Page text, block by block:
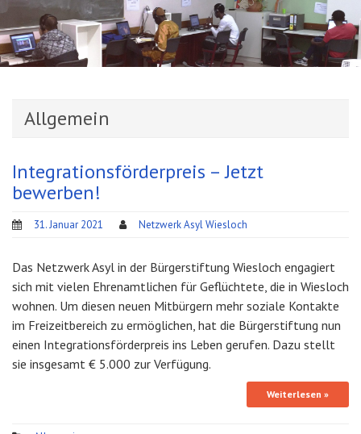
Allgemein
Integrationsförderpreis – Jetzt
bewerben!
31. Januar 2021 Netzwerk Asyl Wiesloch
Das Netzwerk Asyl in der Bürgerstiftung Wiesloch engagiert
sich mit vielen Ehrenamtlichen für Geflüchtete, die in Wiesloch
wohnen. Um diesen neuen Mitbürgern mehr soziale Kontakte
im Freizeitbereich zu ermöglichen, hat die Bürgerstiftung nun
einen Integrationsförderpreis ins Leben gerufen. Dazu stellt
sie insgesamt € 5.000 zur Verfügung.
Weiterlesen »